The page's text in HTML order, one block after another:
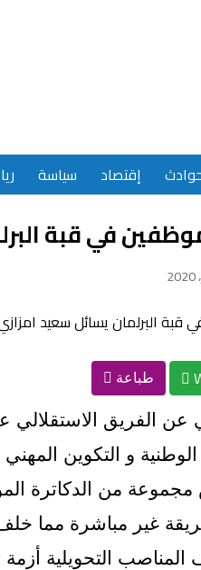
إقتصاد سياسة
في قبة
طباعة
عن الفريق الاستقلالي
الوطنية و التكوين
من الدكاترة
غير مباشرة مما
التحويلية